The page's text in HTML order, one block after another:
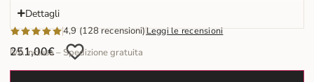
Dettagli
4,9 (128 recensioni)Leggi le recensioni
251,00€
IVA inclusa – Spedizione gratuita